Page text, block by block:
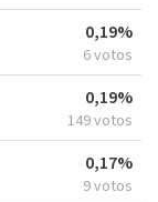
0,19%
6 votos
0,19%
149 votos
0,17%
9 votos